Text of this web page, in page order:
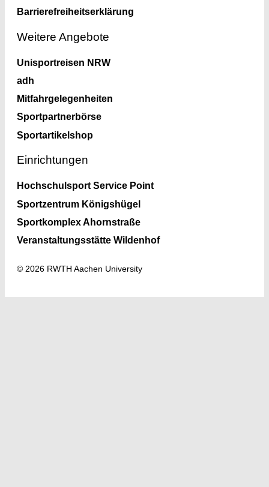
Barrierefreiheitserklärung
Weitere Angebote
Unisportreisen NRW
adh
Mitfahrgelegenheiten
Sportpartnerbörse
Sportartikelshop
Einrichtungen
Hochschulsport Service Point
Sportzentrum Königshügel
Sportkomplex Ahornstraße
Veranstaltungsstätte Wildenhof
© 2026 RWTH Aachen University